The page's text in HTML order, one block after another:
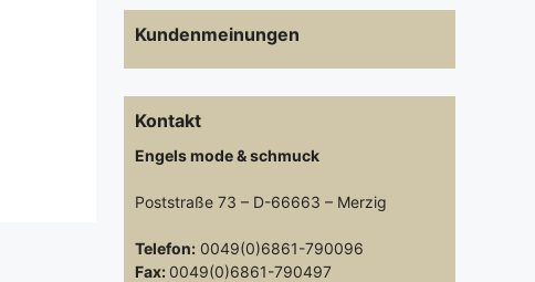
Kundenmeinungen
Kontakt
Engels mode & schmuck
Poststraße 73 – D-66663 – Merzig
Telefon: 0049(0)6861-790096
Fax: 0049(0)6861-790497